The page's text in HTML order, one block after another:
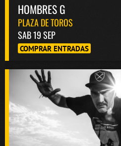
HOMBRES G
PLAZA DE TOROS
SAB 19 SEP
COMPRAR ENTRADAS